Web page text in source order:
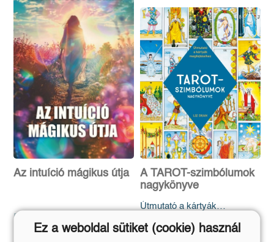
Az intuíció mágikus útja
Florence Scovel Shinn
Eredeti ár:
Kötött ár:
A TAROT-szimbólumok
nagykönyve
Útmutató a kártyák
Liz Dean
Ez a weboldal sütiket (cookie) használ